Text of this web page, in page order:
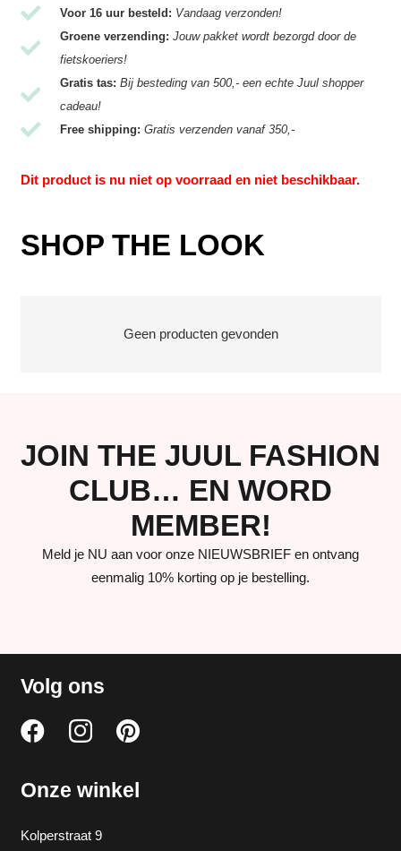
Voor 16 uur besteld: Vandaag verzonden!
Groene verzending: Jouw pakket wordt bezorgd door de
fietskoeriers!
Gratis tas: Bij besteding van 500,- een echte Juul shopper
cadeau!
Free shipping: Gratis verzenden vanaf 350,-
Dit product is nu niet op voorraad en niet beschikbaar.
SHOP THE LOOK
Geen producten gevonden
JOIN THE JUUL FASHION
CLUB… EN WORD
MEMBER!
Meld je NU aan voor onze NIEUWSBRIEF en ontvang
eenmalig 10% korting op je bestelling.
Volg ons
Onze winkel
Kolperstraat 9